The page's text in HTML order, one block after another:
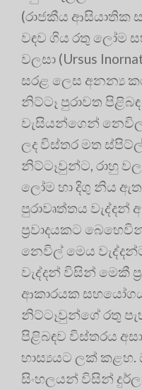
(රාජකීය ආසියාතික
වඳව ගිය රතු ලෝම
වලසා (Ursus
සරළ ලෙස අනන්‍ය
නිට්ටෑ පුරාවත
වැසියන්ගෙන් නෙවිල්
ලද විස්තර මත
නිට්ටෑවුන්ට, රාහු
ලෝම හා දිගු නිය
පුරාවෘත්තය
ප‍්‍රවාදයකට
නෙවිල් මෙය
වැද්දන් විසින් මෙකී
ආකාරයක
නිට්ටෑවුන්ගේ රතු
පිළිබඳව විස්තරය
හාස්‍යයට ලක්
සිංහලයන් විසින්